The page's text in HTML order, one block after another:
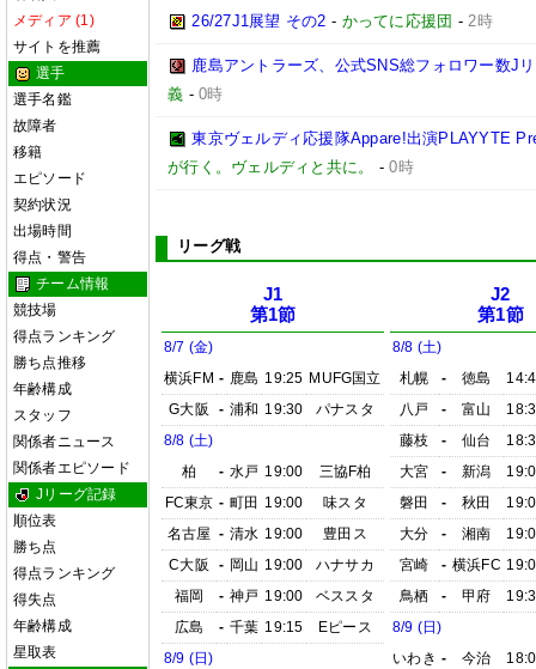
メディア (1)
サイトを推薦
選手
選手名鑑
故障者
移籍
エピソード
契約状況
出場時間
得点・警告
チーム情報
競技場
得点ランキング
勝ち点推移
年齢構成
スタッフ
関係者ニュース
関係者エピソード
Jリーグ記録
順位表
勝ち点
得点ランキング
得失点
年齢構成
星取表
26/27J1展望 その2 - かってに応援団 -2時
鹿島アントラーズ、公式SNS総フォロワー数J
義 -0時
東京ヴェルディ応援隊Appare!出演PLAYYTE
が行く。ヴェルディと共に。
-0時
リーグ戦
J1
第1節
8/7 (金)
横浜FM - 鹿島 19:25 MUFG国立
G大阪
- 浦和 19:30
パナスタ
8/8 (土)
柏
- 水戸 19:00
三協F柏
FC東京 - 町田 19:00
味スタ
名古屋 - 清水 19:00
豊田ス
C大阪
- 岡山 19:00
ハナサカ
福岡
- 神戸 19:00
ベススタ
広島
- 千葉 19:15
Eピース
8/9 (日)
J2
第1節
8/8 (土)
札幌
- 徳島
八戸
- 富山
藤枝
- 仙台
大宮
- 新潟
磐田
- 秋田
大分
- 湘南
宮崎
- 横浜FC
鳥栖
- 甲府
8/9 (日)
いわき - 今治